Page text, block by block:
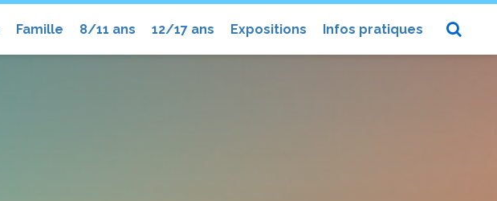
Famille 8/11 ans 12/17 ans Expositions Infos pratiques